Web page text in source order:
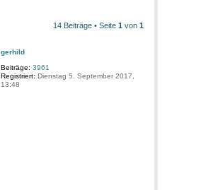
14 Beiträge • Seite 1von 1
gerhild
Beiträge: 3961
Registriert: Dienstag 5. September 2017,
13:48